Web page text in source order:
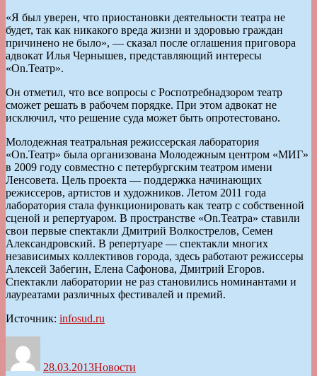
«Я был уверен, что приостановки деятельности театра не
будет, так как никакого вреда жизни и здоровью граждан
причинено не было», — сказал после оглашения приговора
адвокат Илья Чернышев, представляющий интересы
«On.Театр».
Он отметил, что все вопросы с Роспотребнадзором театр
сможет решать в рабочем порядке. При этом адвокат не
исключил, что решение суда может быть опротестовано.
Молодежная театральная режиссерская лаборатория
«Оn.Театр» была организована Молодежным центром «МИГ»
в 2009 году совместно с петербургским театром имени
Ленсовета. Цель проекта — поддержка начинающих
режиссеров, артистов и художников. Летом 2011 года
лаборатория стала функционировать как театр с собственной
сценой и репертуаром. В пространстве «On.Театра» ставили
свои первые спектакли Дмитрий Волкострелов, Семен
Александровский. В репертуаре — спектакли многих
независимых коллективов города, здесь работают режиссеры
Алексей Забегин, Елена Сафонова, Дмитрий Егоров.
Спектакли лаборатории не раз становились номинантами и
лауреатами различных фестивалей и премий.
Источник: infosud.ru
28.03.2013Новости